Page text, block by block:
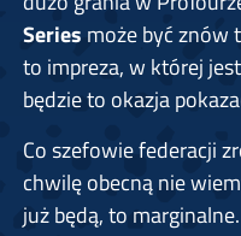
Series może być znów
to impreza, w której
będzie to okazja
Co szefowie federacji
chwilę obecną nie
już będą, to